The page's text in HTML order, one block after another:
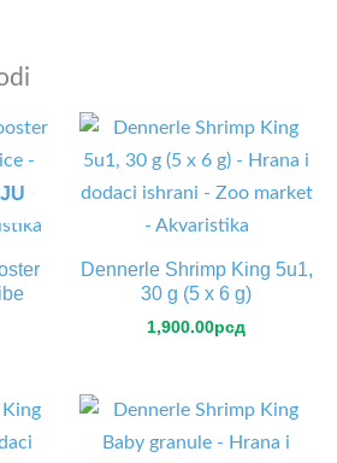
Dennerle Shrimp King 5u1,
30 g (5 x 6 g)
1,900.00рсд